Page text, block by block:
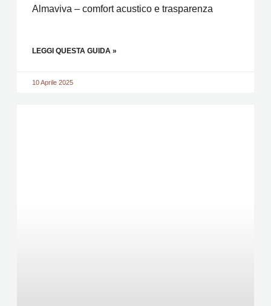
Almaviva – comfort acustico e trasparenza
LEGGI QUESTA GUIDA »
10 Aprile 2025